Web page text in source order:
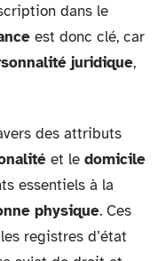
dans le
est donc clé, car
juridique,
des attributs
et le domicile
essentiels à la
physique. Ces
registres d’état